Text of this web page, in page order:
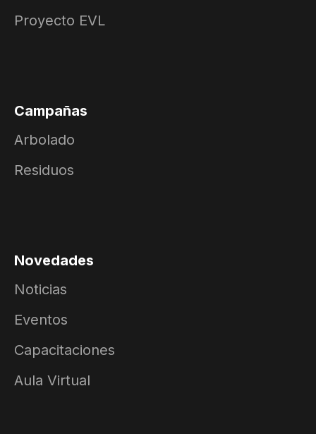
Proyecto EVL
Campañas
Arbolado
Residuos
Novedades
Noticias
Eventos
Capacitaciones
Aula Virtual